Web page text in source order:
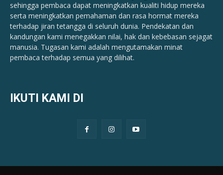
sehingga pembaca dapat meningkatkan kualiti hidup mereka
serta meningkatkan pemahaman dan rasa hormat mereka
terhadap jiran tetangga di seluruh dunia. Pendekatan dan
kandungan kami menegakkan nilai, hak dan kebebasan sejagat
manusia. Tugasan kami adalah mengutamakan minat
pembaca terhadap semua yang dilihat.
IKUTI KAMI DI